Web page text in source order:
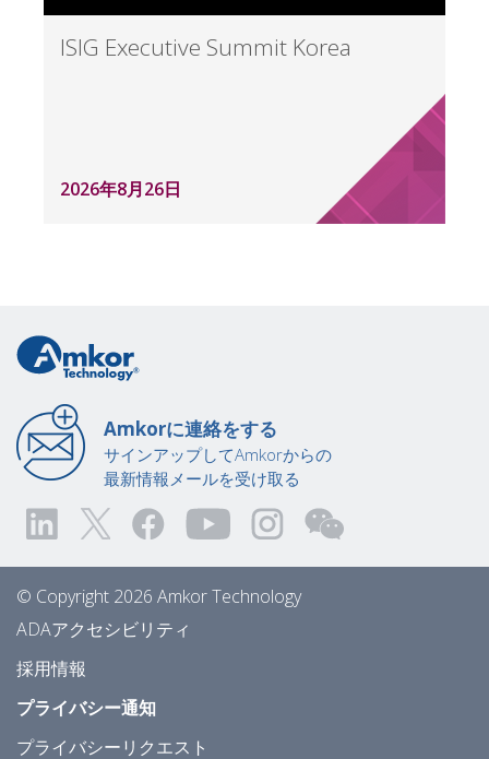
ISIG Executive Summit Korea
2026年8月26日
Amkorに連絡をする
サインアップしてAmkorからの
最新情報メールを受け取る
© Copyright 2026 Amkor Technology
ADAアクセシビリティ
採用情報
プライバシー通知
プライバシーリクエスト